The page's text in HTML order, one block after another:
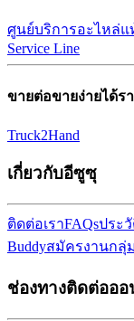
ศูนย์บริการอะไหล่แ
Service Line
ขายต่อขายง่ายได้ร
Truck2Hand
เกี่ยวกับอีซูซุ
ติดต่อเราFAQsประ
Buddyสมัครงานกลุ่
ช่องทางติดต่อออ